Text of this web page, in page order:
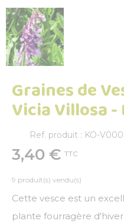
Graines de
Vicia Villosa -
Ref. produit : KO-
3,40 € TTC
9 produit(s) vendu(s)
Cette vesce est un
plante fourragère